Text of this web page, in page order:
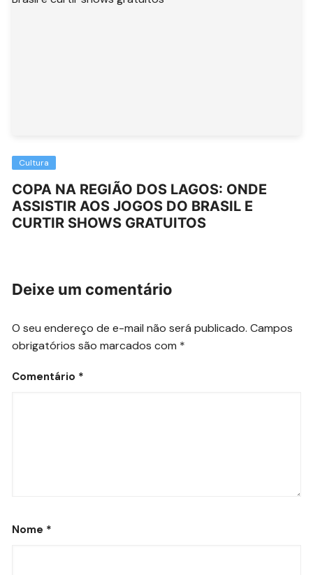
Cultura
COPA NA REGIÃO DOS LAGOS: ONDE
ASSISTIR AOS JOGOS DO BRASIL E
CURTIR SHOWS GRATUITOS
Deixe um comentário
O seu endereço de e-mail não será publicado. Campos
obrigatórios são marcados com *
Comentário *
Nome *